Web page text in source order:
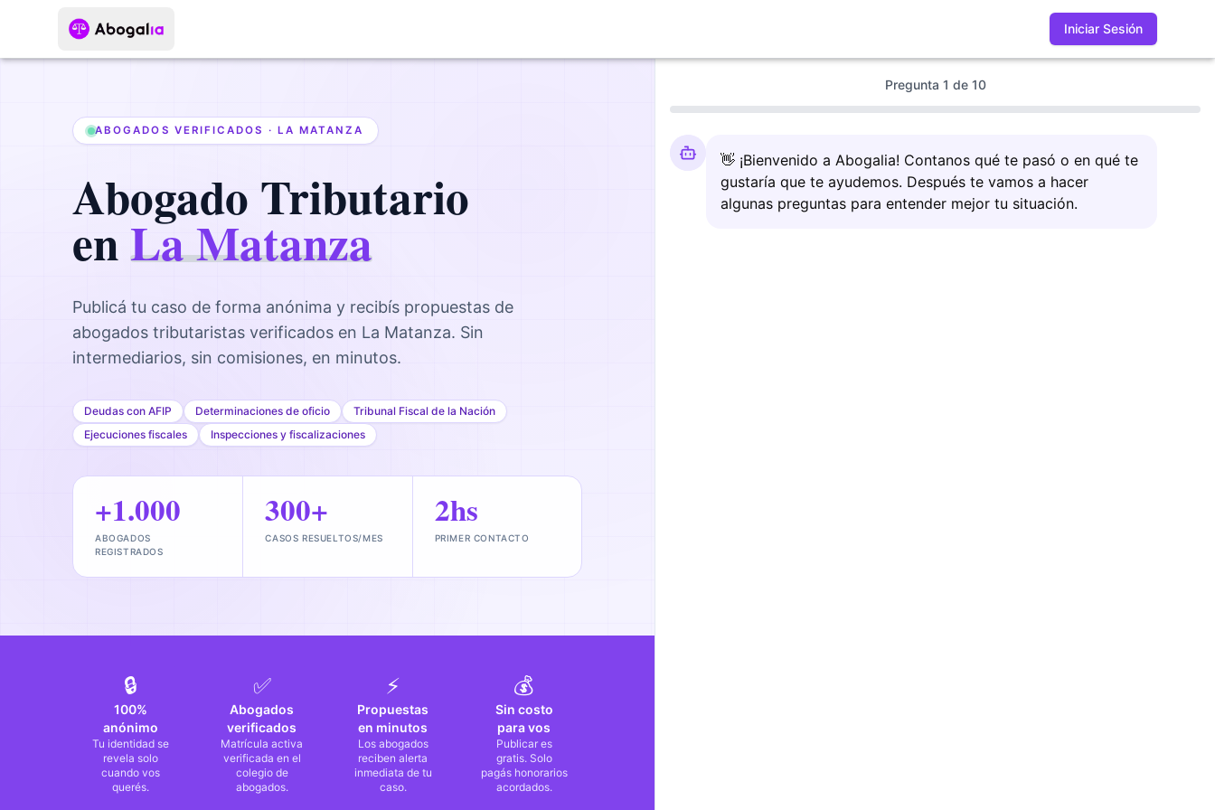
Iniciar Sesión
ABOGADOS VERIFICADOS · LA MATANZA
Abogado Tributario
enLa Matanza
Publicá tu caso de forma anónima y recibís propuestas de
abogados tributaristas verificados en La Matanza. Sin
intermediarios, sin comisiones, en minutos.
Deudas con AFIP Determinaciones de oficio
Tribunal Fiscal de la Nación
Ejecuciones fiscales
Inspecciones y fiscalizaciones
+1.000
ABOGADOS
REGISTRADOS
300+
CASOS RESUELTOS/MES
2hs
PRIMER CONTACTO
🔒
100%
anónimo
Tu identidad se
revela solo
cuando vos
querés.
✅
Abogados
verificados
Matrícula activa
verificada en el
colegio de
abogados.
⚡
Propuestas
en minutos
Los abogados
reciben alerta
inmediata de tu
caso.
💰
Sin costo
para vos
Publicar es
gratis. Solo
pagás honorarios
acordados.
Pregunta 1 de 10
👋 ¡Bienvenido a Abogalia! Contanos qué te pasó o en qué te
gustaría que te ayudemos. Después te vamos a hacer
algunas preguntas para entender mejor tu situación.